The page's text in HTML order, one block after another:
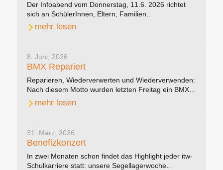
Der Infoabend vom Donnerstag, 11.6. 2026 richtet
sich an SchülerInnen, Eltern, Familien…
mehr lesen
8. Juni, 2026
BMX Repariert
Reparieren, Wiederverwerten und Wiederverwenden:
Nach diesem Motto wurden letzten Freitag ein BMX…
mehr lesen
31. März, 2026
Benefizkonzert
In zwei Monaten schon findet das Highlight jeder itw-
Schulkarriere statt: unsere Segellagerwoche…